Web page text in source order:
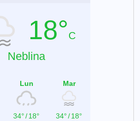
18°C
Neblina
Lun
34°/18°
Mar
34°/18°